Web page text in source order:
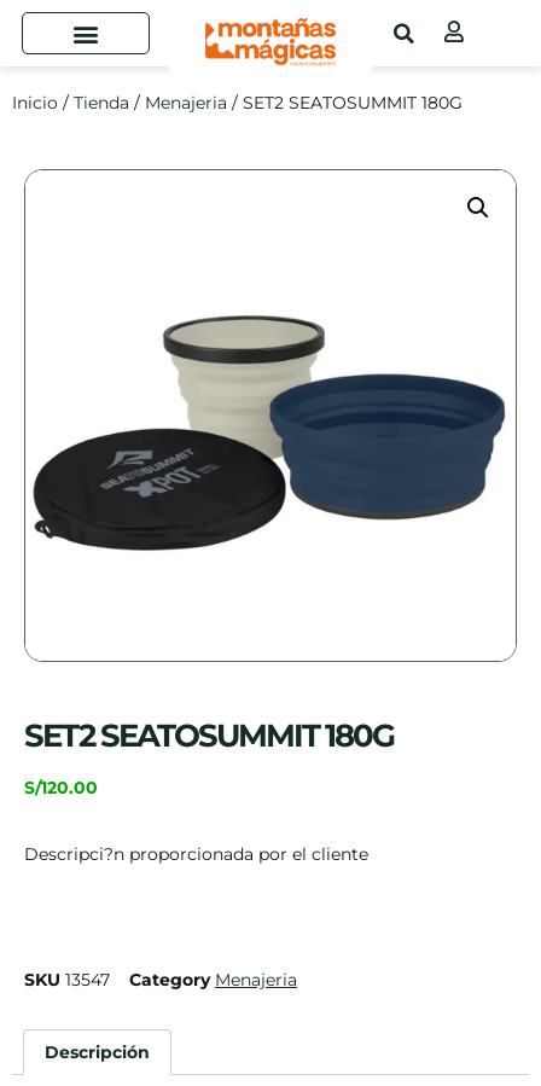
Inicio / Tienda / Menajeria / SET2 SEATOSUMMIT 180G
SET2 SEATOSUMMIT 180G
S/120.00
Descripci?n proporcionada por el cliente
SKU 13547 Category Menajeria
Descripción